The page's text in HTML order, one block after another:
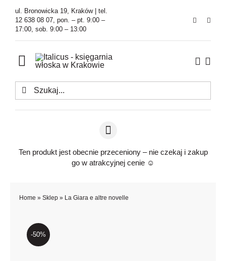
Przejdź
zawartości
ul. Bronowicka 19, Kraków | tel.
12 638 08 07, pon. – pt. 9:00 –
17:00, sob. 9:00 – 13:00
Toggle
Navigation
Księgarnia
Tłumaczenia
Newsletter
Szukaj
Ten produkt jest obecnie przeceniony – nie czekaj i zakup
go w atrakcyjnej cenie ☺️
Home » Sklep» La Giara e altre novelle
-50%